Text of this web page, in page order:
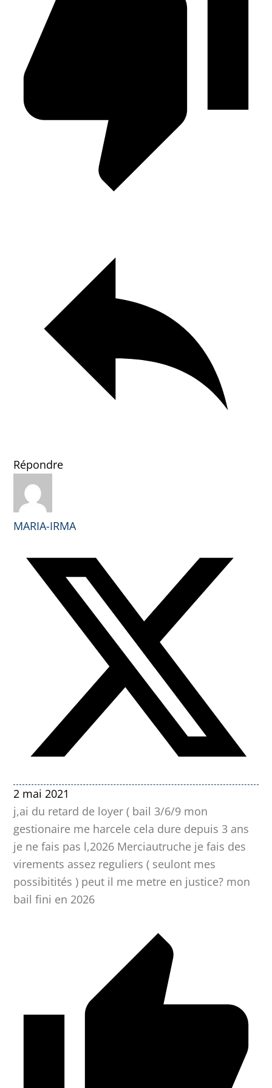
Répondre
MARIA-IRMA
2 mai 2021
j,ai du retard de loyer ( bail 3/6/9 mon
gestionaire me harcele cela dure depuis 3 ans
je ne fais pas l,2026 Merciautruche je fais des
virements assez reguliers ( seulont mes
possibitités ) peut il me metre en justice? mon
bail fini en 2026